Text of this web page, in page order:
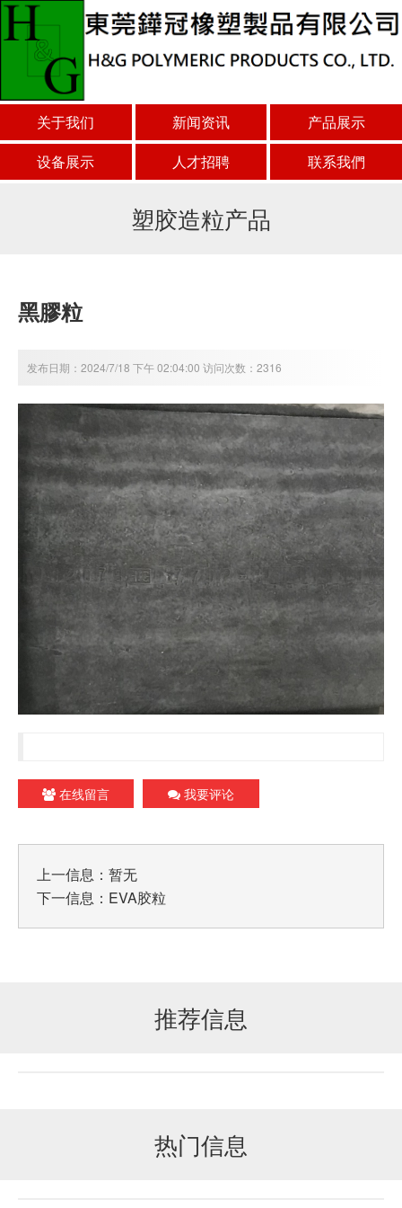
关于我们 新闻资讯
产品展示
设备展示
人才招聘 联系我們
塑胶造粒产品
黑膠粒
发布日期：2024/7/18 下午 02:04:00 访问次数：2316
在线留言 我要评论
上一信息：暂无
下一信息： EVA胶粒
推荐信息
热门信息